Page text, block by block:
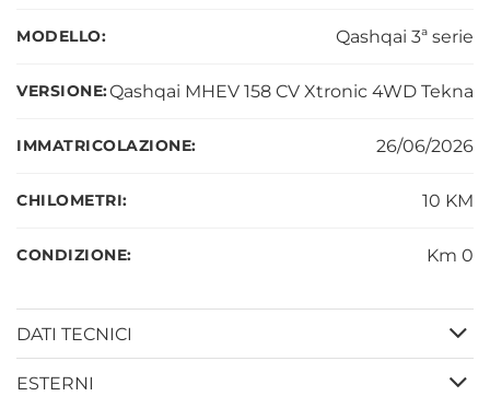
MODELLO: Qashqai 3ª serie
VERSIONE:Qashqai MHEV 158 CV Xtronic 4WD Tekna
IMMATRICOLAZIONE: 26/06/2026
CHILOMETRI: 10 KM
CONDIZIONE: Km 0
DATI TECNICI
ESTERNI